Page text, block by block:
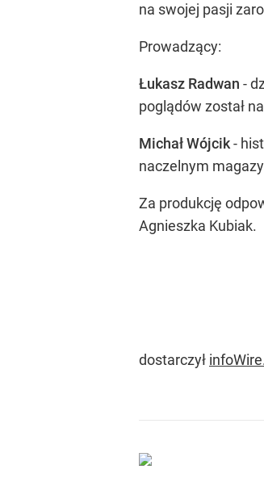
na swojej pasji
Prowadzący:
Łukasz Radwan -
poglądów został
Michał Wójcik-
naczelnym
Za produkcję
Agnieszka Kubiak.
dostarczył